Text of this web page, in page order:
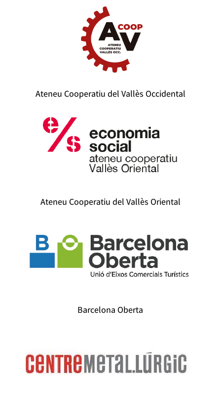
Ateneu Cooperatiu del Vallès Occidental
Ateneu Cooperatiu del Vallès Oriental
Barcelona Oberta